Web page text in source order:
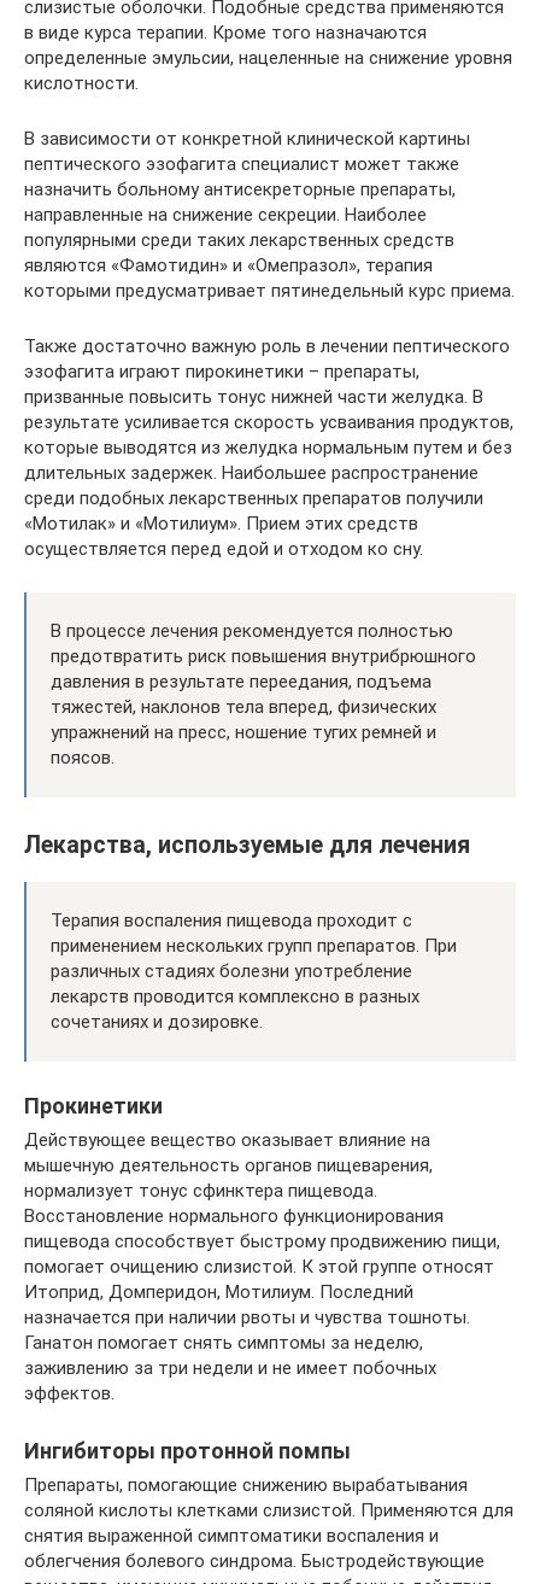
слизистые оболочки. Подобные средства применяются
в виде курса терапии. Кроме того назначаются
определенные эмульсии, нацеленные на снижение уровня
кислотности.
В зависимости от конкретной клинической картины
пептического эзофагита специалист может также
назначить больному антисекреторные препараты,
направленные на снижение секреции. Наиболее
популярными среди таких лекарственных средств
являются «Фамотидин» и «Омепразол», терапия
которыми предусматривает пятинедельный курс приема.
Также достаточно важную роль в лечении пептического
эзофагита играют пирокинетики – препараты,
призванные повысить тонус нижней части желудка. В
результате усиливается скорость усваивания продуктов,
которые выводятся из желудка нормальным путем и без
длительных задержек. Наибольшее распространение
среди подобных лекарственных препаратов получили
«Мотилак» и «Мотилиум». Прием этих средств
осуществляется перед едой и отходом ко сну.
В процессе лечения рекомендуется полностью
предотвратить риск повышения внутрибрюшного
давления в результате переедания, подъема
тяжестей, наклонов тела вперед, физических
упражнений на пресс, ношение тугих ремней и
поясов.
Лекарства, используемые для лечения
Терапия воспаления пищевода проходит с
применением нескольких групп препаратов. При
различных стадиях болезни употребление
лекарств проводится комплексно в разных
сочетаниях и дозировке.
Прокинетики
Действующее вещество оказывает влияние на
мышечную деятельность органов пищеварения,
нормализует тонус сфинктера пищевода.
Восстановление нормального функционирования
пищевода способствует быстрому продвижению пищи,
помогает очищению слизистой. К этой группе относят
Итоприд, Домперидон, Мотилиум. Последний
назначается при наличии рвоты и чувства тошноты.
Ганатон помогает снять симптомы за неделю,
заживлению за три недели и не имеет побочных
эффектов.
Ингибиторы протонной помпы
Препараты, помогающие снижению вырабатывания
соляной кислоты клетками слизистой. Применяются для
снятия выраженной симптоматики воспаления и
облегчения болевого синдрома. Быстродействующие